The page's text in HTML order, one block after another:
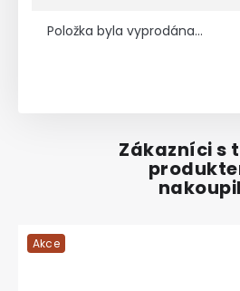
Položka byla vyprodána…
Zákazníci s
Akce